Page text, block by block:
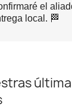
el
local. 🏁